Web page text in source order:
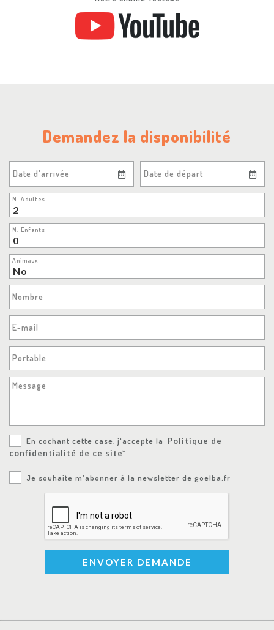
Demandez la disponibilité
Date d'arrivée Date de départ
N. Adultes
N. Enfants
Animaux
Nombre
E-mail
Portable
Message
En cochant cette case, j'accepte la
Politique de
confidentialité de ce site*
Je souhaite m'abonner à la newsletter de goelba.fr
ENVOYER DEMANDE